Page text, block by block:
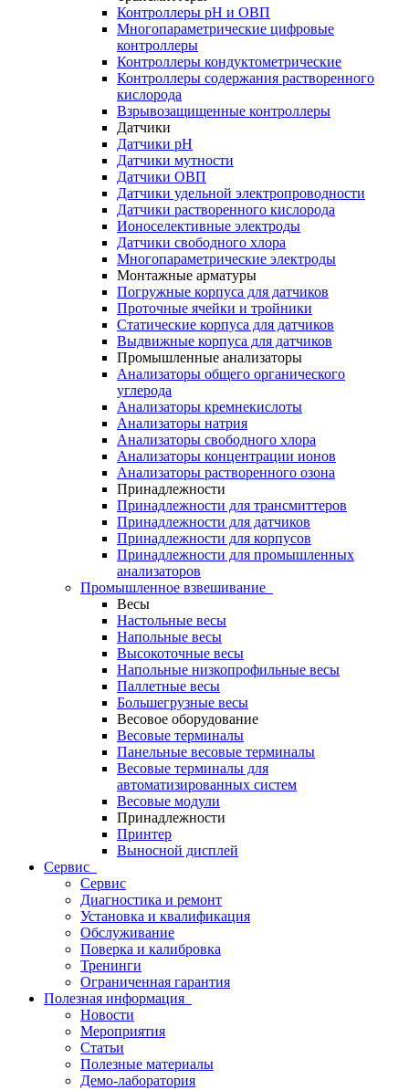
Контроллеры рН и ОВП
Многопараметрические цифровые
контроллеры
Контроллеры кондуктометрические
Контроллеры содержания растворенного
кислорода
Взрывозащищенные контроллеры
Датчики
Датчики рН
Датчики мутности
Датчики ОВП
Датчики удельной электропроводности
Датчики растворенного кислорода
Ионоселективные электроды
Датчики свободного хлора
Многопараметрические электроды
Монтажные арматуры
Погружные корпуса для датчиков
Проточные ячейки и тройники
Статические корпуса для датчиков
Выдвижные корпуса для датчиков
Промышленные анализаторы
Анализаторы общего органического
углерода
Анализаторы кремнекислоты
Анализаторы натрия
Анализаторы свободного хлора
Анализаторы концентрации ионов
Анализаторы растворенного озона
Принадлежности
Принадлежности для трансмиттеров
Принадлежности для датчиков
Принадлежности для корпусов
Принадлежности для промышленных
анализаторов
Промышленное взвешивание
Весы
Настольные весы
Напольные весы
Высокоточные весы
Напольные низкопрофильные весы
Паллетные весы
Большегрузные весы
Весовое оборудование
Весовые терминалы
Панельные весовые терминалы
Весовые терминалы для
автоматизированных систем
Весовые модули
Принадлежности
Принтер
Выносной дисплей
Сервис
Сервис
Диагностика и ремонт
Установка и квалификация
Обслуживание
Поверка и калибровка
Тренинги
Ограниченная гарантия
Полезная информация
Новости
Мероприятия
Статьи
Полезные материалы
Демо-лаборатория